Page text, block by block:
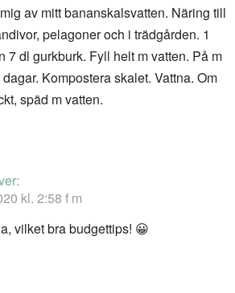
av mitt bananskalsvatten. Näring till
pelagoner och i trädgården. 1
7 dl gurkburk. Fyll helt m vatten. På m
Kompostera skalet. Vattna. Om
späd m vatten.
kl. 2:58 f m
vilket bra budgettips! 😀